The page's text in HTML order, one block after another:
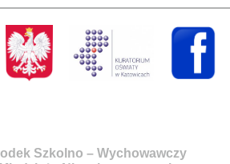
Szkolno – Wychowawczy